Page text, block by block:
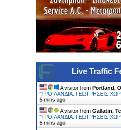
Live Traffic
A visitor from Portland,
"ΓΡΟΙΛΑΝΔΙΑ: ΓΕΩΤΡΗΣΕΙΣ
5 mins ago
A visitor from Gallatin,
"ΓΡΟΙΛΑΝΔΙΑ: ΓΕΩΤΡΗΣΕΙΣ
5 mins ago